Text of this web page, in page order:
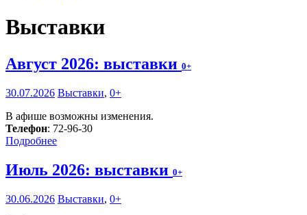
Выставки
Август 2026: выставки 0+
30.07.2026 Выставки, 0+
В афише возможны изменения.
Телефон: 72-96-30
Подробнее
Июль 2026: выставки 0+
30.06.2026 Выставки, 0+